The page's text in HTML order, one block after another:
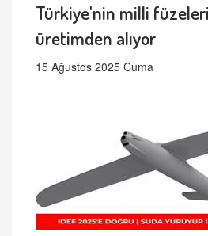
Türkiye'nin milli
üretimden alıyor
15 Ağustos 2025 Cuma